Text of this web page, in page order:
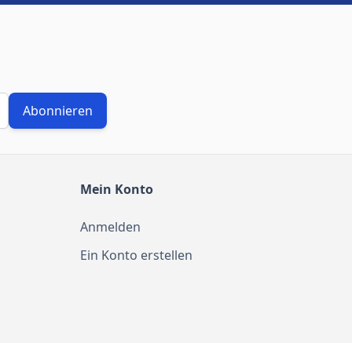
Abonnieren
Mein Konto
Anmelden
Ein Konto erstellen